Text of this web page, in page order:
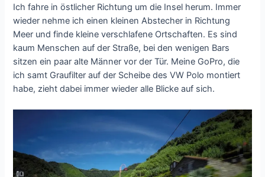
Ich fahre in östlicher Richtung um die Insel herum. Immer
wieder nehme ich einen kleinen Abstecher in Richtung
Meer und finde kleine verschlafene Ortschaften. Es sind
kaum Menschen auf der Straße, bei den wenigen Bars
sitzen ein paar alte Männer vor der Tür. Meine GoPro, die
ich samt Graufilter auf der Scheibe des VW Polo montiert
habe, zieht dabei immer wieder alle Blicke auf sich.